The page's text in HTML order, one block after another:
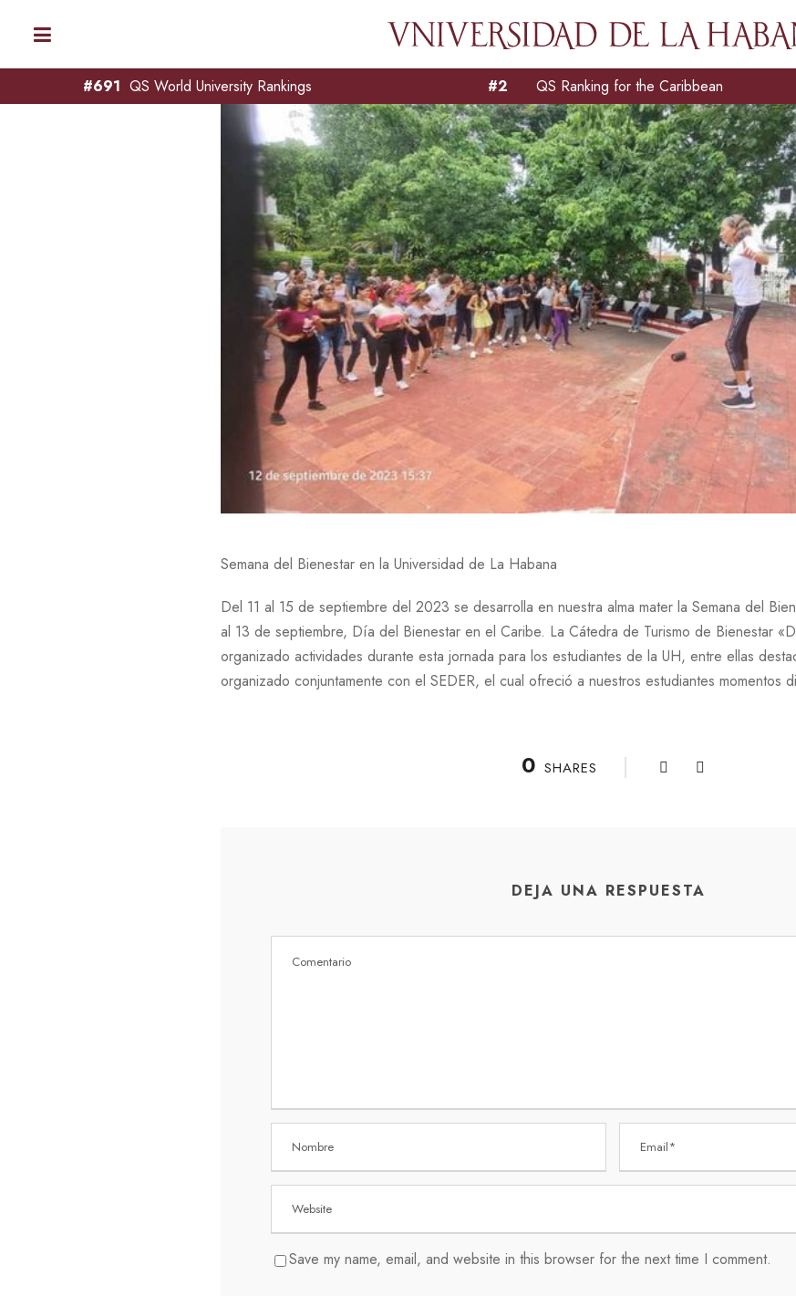
QS World University Rankings QS Ranking for the Caribbean
#691 #2
Semana del Bienestar en la Universidad de La Habana
Del 11 al 15 de septiembre del 2023 se desarrolla en nuestra alma mater la Semana del
al 13 de septiembre, Día del Bienestar en el Caribe. La Cátedra de Turismo de Bienestar
organizado actividades durante esta jornada para los estudiantes de la UH, entre ellas
organizado conjuntamente con el SEDER, el cual ofreció a nuestros estudiantes momentos
0 SHARES
DEJA UNA RESPUESTA
Save my name, email, and website in this browser for the next time I comment.